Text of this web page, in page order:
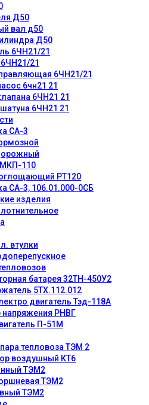
Д50
вал д50
Д50
6ЧН21/21
21
6ЧН21/21
6чн21 21
6ЧН21 21
6ЧН21 21
СА-3
110
РТ120
СА-3, 106.01.000-0СБ
изделия
втулки
батарея 32ТН-450У2
5ТХ.112.012
двигатель Тэд-118А
напряжения РНВГ
П-51М
тепловоза ТЭМ 2
воздушный КТ6
ТЭМ2
ТЭМ2
ТЭМ2